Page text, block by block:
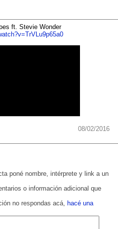
ft. Stevie Wonder
08/02/2016
poné nombre, intérprete y link a un
o información adicional que
no respondas acá, hacé una